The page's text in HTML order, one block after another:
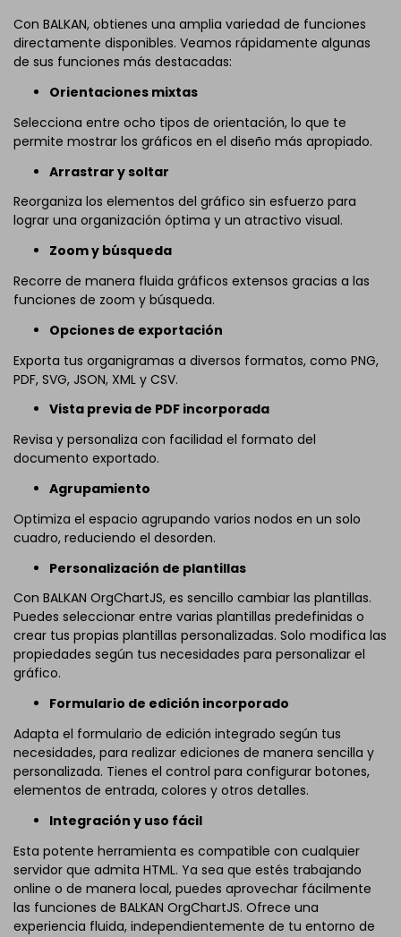
Con BALKAN, obtienes una amplia variedad de funciones
directamente disponibles. Veamos rápidamente algunas
de sus funciones más destacadas:
Orientaciones mixtas
Selecciona entre ocho tipos de orientación, lo que te
permite mostrar los gráficos en el diseño más apropiado.
Arrastrar y soltar
Reorganiza los elementos del gráfico sin esfuerzo para
lograr una organización óptima y un atractivo visual.
Zoom y búsqueda
Recorre de manera fluida gráficos extensos gracias a las
funciones de zoom y búsqueda.
Opciones de exportación
Exporta tus organigramas a diversos formatos, como PNG,
PDF, SVG, JSON, XML y CSV.
Vista previa de PDF incorporada
Revisa y personaliza con facilidad el formato del
documento exportado.
Agrupamiento
Optimiza el espacio agrupando varios nodos en un solo
cuadro, reduciendo el desorden.
Personalización de plantillas
Con BALKAN OrgChartJS, es sencillo cambiar las plantillas.
Puedes seleccionar entre varias plantillas predefinidas o
crear tus propias plantillas personalizadas. Solo modifica las
propiedades según tus necesidades para personalizar el
gráfico.
Formulario de edición incorporado
Adapta el formulario de edición integrado según tus
necesidades, para realizar ediciones de manera sencilla y
personalizada. Tienes el control para configurar botones,
elementos de entrada, colores y otros detalles.
Integración y uso fácil
Esta potente herramienta es compatible con cualquier
servidor que admita HTML. Ya sea que estés trabajando
online o de manera local, puedes aprovechar fácilmente
las funciones de BALKAN OrgChartJS. Ofrece una
experiencia fluida, independientemente de tu entorno de